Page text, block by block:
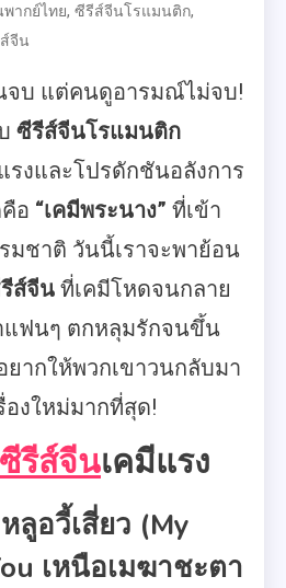
ากย์ไทย, ซีรีส์จีนโรแมนติก,
จีน
จบ แต่คนดูอารมณ์ไม่จบ!
ซีรีส์จีนโรแมนติก
งและโปรดักชันอลังการ
อ “เคมีพระนาง” ที่เข้า
มชาติ วันนี้เราจะพาย้อน
ส์จีน ที่เคมีโหดจนกลาย
แฟนๆ ตกหลุมรักจนขึ้น
ากให้พวกเขาวนกลับมา
องใหม่มากที่สุด!
รีส์จีนเคมีแรง
ลูอวี้เสี่ยว (My
เหนือเมฆาชะตา